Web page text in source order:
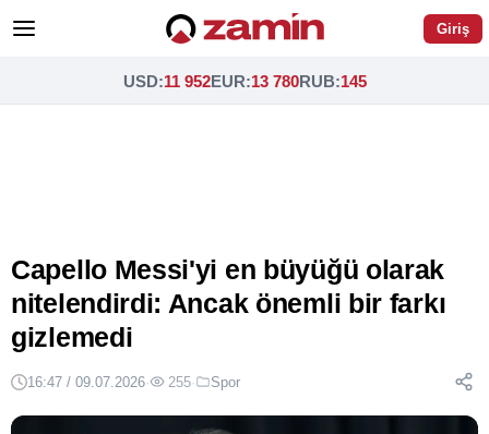
Giriş
USD:11 952EUR:13 780RUB:145
Capello Messi'yi en büyüğü olarak
nitelendirdi: Ancak önemli bir farkı
gizlemedi
16:47 / 09.07.2026· 255· Spor